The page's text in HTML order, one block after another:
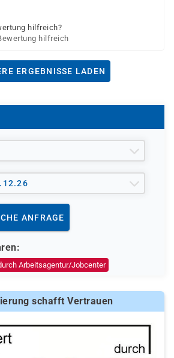
hilfreich?
hilfreich
ERGEBNISSE LADEN
ANFRAGE
Arbeitsagentur/Jobcenter
schafft Vertrauen